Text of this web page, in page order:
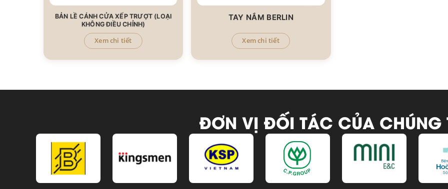
BẢN LỀ CÁNH CỬA XẾP TRƯỢT (LOẠI
KHÔNG ĐIỀU CHỈNH)​
Xem chi tiết
TAY NẮM BERLIN
Xem chi tiết
ĐƠN VỊ ĐỐI TÁC CỦA CHÚNG